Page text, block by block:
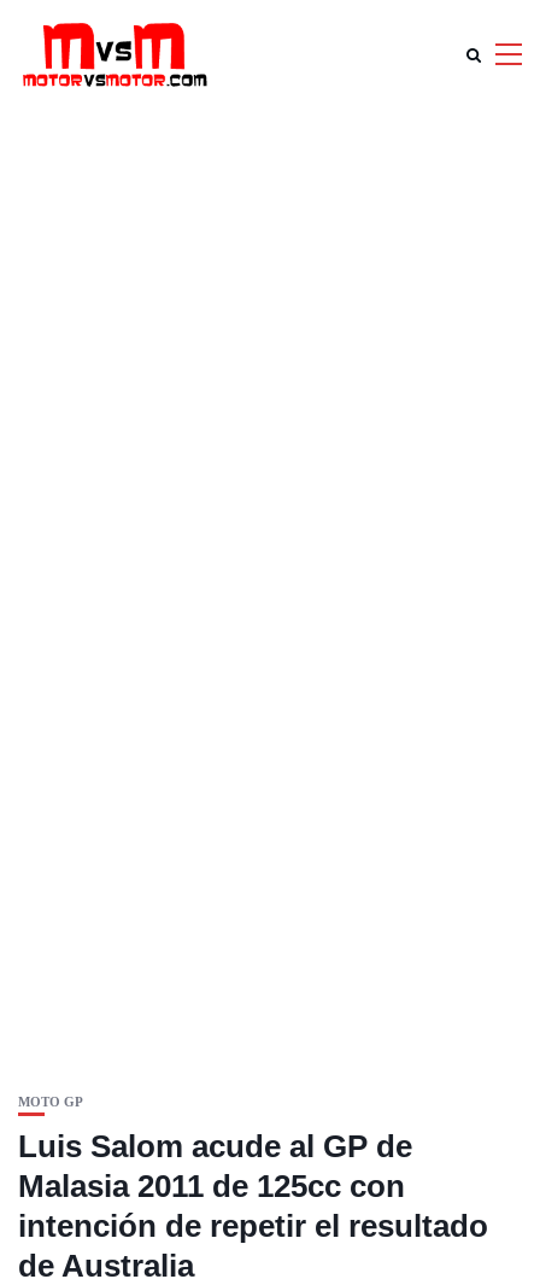
MOTO GP
Luis Salom acude al GP de
Malasia 2011 de 125cc con
intención de repetir el resultado
de Australia